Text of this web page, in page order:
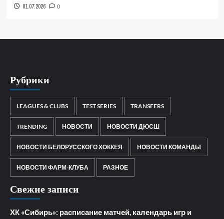
01.07.2026 0
Рубрики
LEAGUES & CLUBS TEST SERIES TRANSFERS
TRENDING НОВОСТИ НОВОСТИ ДЮСШ
НОВОСТИ БЕЛОРУССКОГО ХОККЕЯ НОВОСТИ КОМАНДЫ
НОВОСТИ ФАРМ-КЛУБА РАЗНОЕ
Свежие записи
ХК «Сибирь»: расписание матчей, календарь игр и